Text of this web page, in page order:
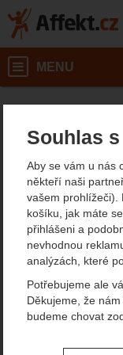
Souhlas
Aby se vám u nás
někteří naši
vašem prohlížeči).
košíku, jak máte
přihlášeni a
nevhodnou
analýzách, které
Potřebujeme ale
Děkujeme, že
budeme chovat
Nastavení
MENU
Kama
Fotografie